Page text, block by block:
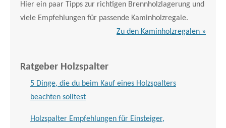
Hier ein paar Tipps zur richtigen Brennholzlagerung und
viele Empfehlungen für passende Kaminholzregale.
Zu den Kaminholzregalen »
Ratgeber Holzspalter
5 Dinge, die du beim Kauf eines Holzspalters
beachten solltest
Holzspalter Empfehlungen für Einsteiger,